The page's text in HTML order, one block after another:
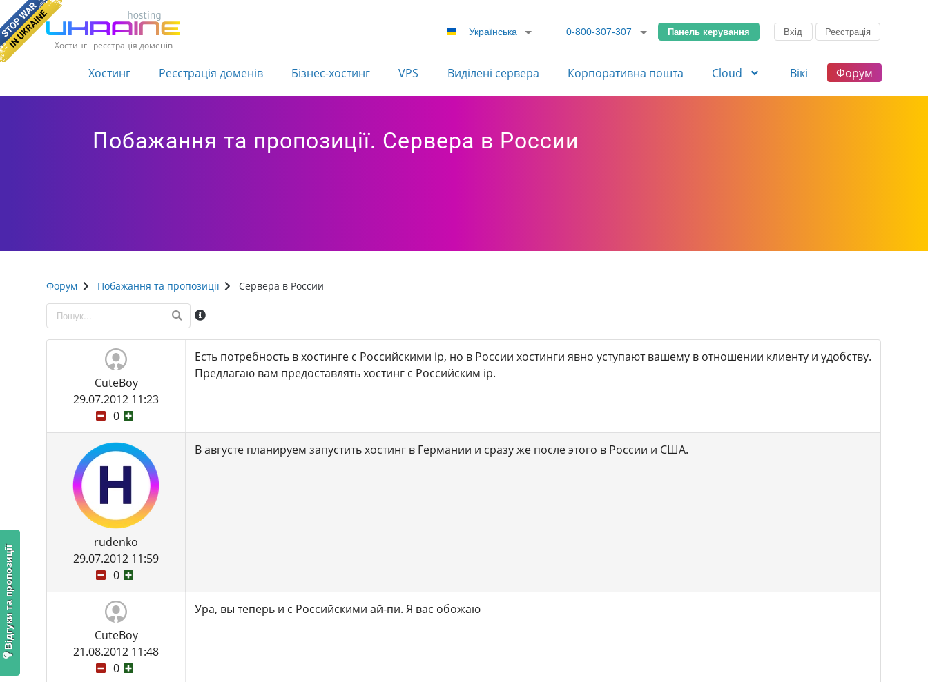
Хостинг і реєстрація доменів
Українська 0-800-307-307 Панель керування Вхід Реєстрація
Хостинг Реєстрація доменів Бізнес-хостинг VPS Виділені сервера Корпоративна пошта Cloud Вікі Форум
Побажання та пропозиції. Сервера в Роcсии
Форум Побажання та пропозиції Сервера в Роcсии
CuteBoy
29.07.2012 11:23
0
Есть потребность в хостинге с Российскими ip, но в России хостинги явно уступают вашему в отношении клиенту и удобству.
Предлагаю вам предоставлять хостинг c Российским ip.
rudenko
29.07.2012 11:59
0
В августе планируем запустить хостинг в Германии и сразу же после этого в России и США.
CuteBoy
21.08.2012 11:48
0
Ура, вы теперь и с Российскими ай-пи. Я вас обожаю
Відгуки та пропозиції